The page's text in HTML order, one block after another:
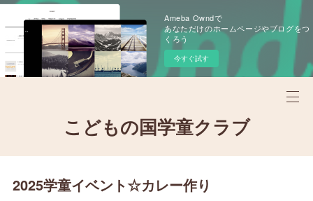
Ameba Owndで
あなただけのホームページやブログをつ
くろう
今すぐ試す
こどもの国学童クラブ
2025学童イベント☆カレー作り